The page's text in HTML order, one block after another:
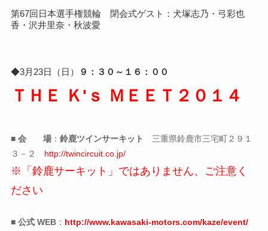
第67回日本選手権競輪 閉会式ゲスト：犬塚志乃・弓彩也
香・沢井里奈・秋波愛
◆3月23日（日） ９：３０～１６：００
ＴＨＥ Ｋ'ｓ ＭＥＥＴ２０１４
■ 会 場： 鈴鹿ツインサーキット
三重県鈴鹿市三宅町２９１
３－２ http://twincircuit.co.jp/
※「鈴鹿サーキット」ではありません、ご注意く
ださい
■ 公式 WEB： http://www.kawasaki-motors.com/kaze/event/